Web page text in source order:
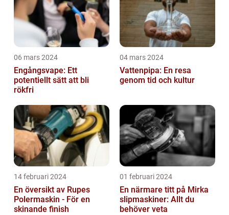
06 mars 2024
Engångsvape: Ett
potentiellt sätt att bli
rökfri
04 mars 2024
Vattenpipa: En resa
genom tid och kultur
14 februari 2024
En översikt av Rupes
Polermaskin - För en
skinande finish
01 februari 2024
En närmare titt på Mirka
slipmaskiner: Allt du
behöver veta